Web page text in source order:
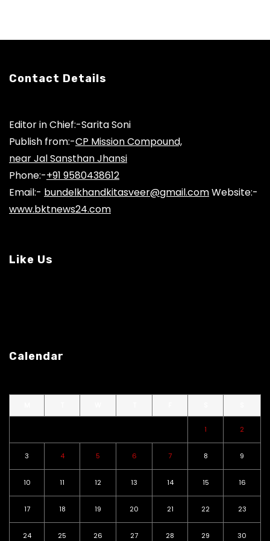
Contact Details
Editor in Chief:-Sarita Soni
Publish from:-CP Mission Compound,
near Jal Sansthan Jhansi
Phone:-+91 9580438612
Email:- bundelkhandkitasveer@gmail.comWebsite:-
www.bktnews24.com
Like Us
Calendar
1 2
3 4 5 6 7 8 9
10 11 12 13 14 15 16
17 18 19 20 21 22 23
24 25 26 27 28 29 30